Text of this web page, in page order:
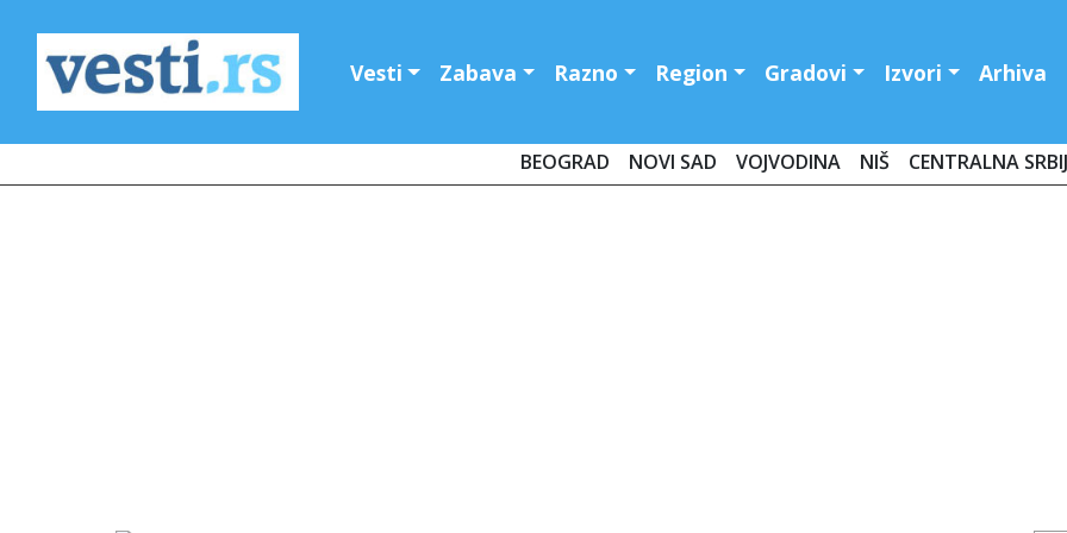
Vesti Zabava Razno Region Gradovi Izvori Arhiva
BEOGRAD NOVI SAD VOJVODINA NIŠ CENTRALNA